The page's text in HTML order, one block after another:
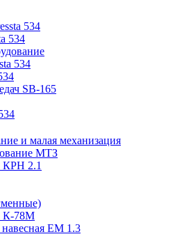
534
534
534
SB-165
и малая механизация
МТЗ
КРН 2.1
К-78М
навесная ЕМ 1.3